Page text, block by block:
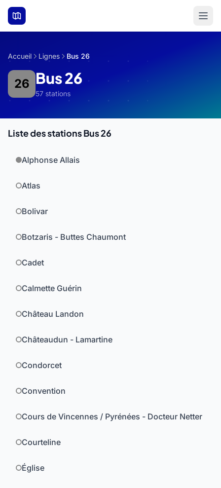
Aller au contenu principal
Accueil Lignes Bus 26
26 Bus 26
57 stations
Liste des stations Bus 26
Alphonse Allais
Atlas
Bolivar
Botzaris - Buttes Chaumont
Cadet
Calmette Guérin
Château Landon
Châteaudun - Lamartine
Condorcet
Convention
Cours de Vincennes / Pyrénées - Docteur Netter
Courteline
Église